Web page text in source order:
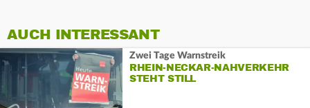
AUCH INTERESSANT
Zwei Tage Warnstreik
RHEIN-NECKAR-NAHVERKEHR
STEHT STILL